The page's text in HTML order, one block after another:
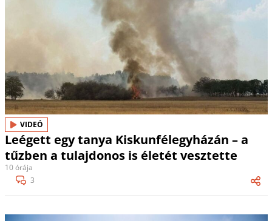
VIDEÓ
Leégett egy tanya Kiskunfélegyházán – a
tűzben a tulajdonos is életét vesztette
10 órája
3